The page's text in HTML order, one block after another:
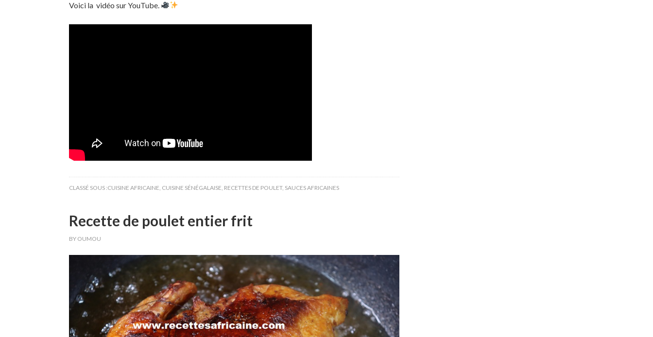
Voici la vidéo sur YouTube.
CLASSÉ SOUS :CUISINE AFRICAINE CUISINE SÉNÉGALAISE RECETTES DE POULET, SAUCES AFRICAINES
Recette de poulet entier frit
BY OUMOU